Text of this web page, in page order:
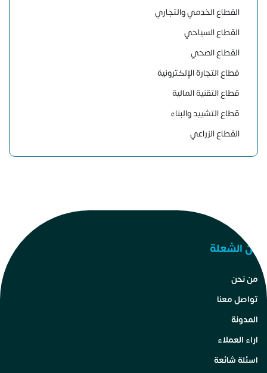
القطاع الخدمي والتجاري
القطاع السياحي
القطاع الصحي
قطاع التجارة الإلكترونية
قطاع التقنية المالية
قطاع التشييد والبناء
القطاع الزراعي
عن الشعلة
من نحن
تواصل معنا
المدونة
اراء العملاء
اسئلة شائعة